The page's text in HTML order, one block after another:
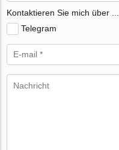
Kontaktieren Sie mich über ...
Telegram